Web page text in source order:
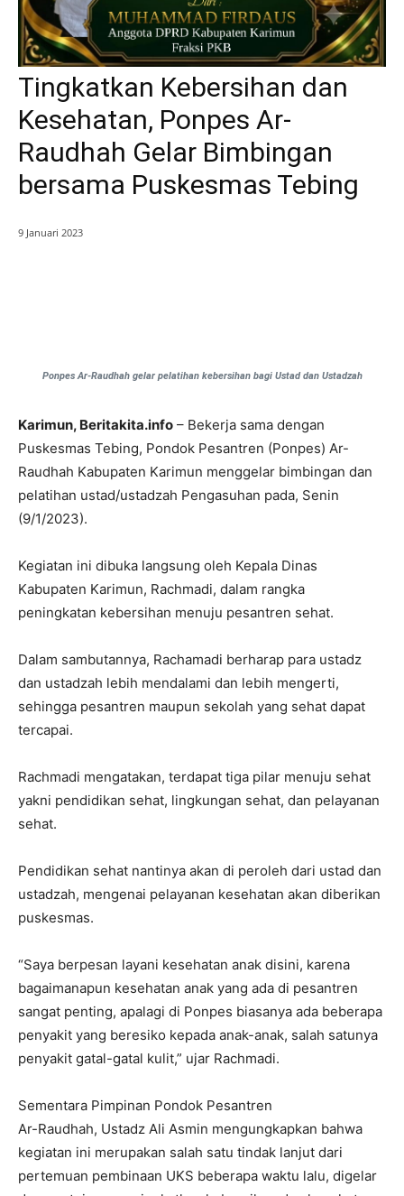
Tingkatkan Kebersihan dan
Kesehatan, Ponpes Ar-
Raudhah Gelar Bimbingan
bersama Puskesmas Tebing
9 Januari 2023
Ponpes Ar-Raudhah gelar pelatihan kebersihan bagi Ustad dan Ustadzah
Karimun, Beritakita.info – Bekerja sama dengan
Puskesmas Tebing, Pondok Pesantren (Ponpes) Ar-
Raudhah Kabupaten Karimun menggelar bimbingan dan
pelatihan ustad/ustadzah Pengasuhan pada, Senin
(9/1/2023).
Kegiatan ini dibuka langsung oleh Kepala Dinas
Kabupaten Karimun, Rachmadi, dalam rangka
peningkatan kebersihan menuju pesantren sehat.
Dalam sambutannya, Rachamadi berharap para ustadz
dan ustadzah lebih mendalami dan lebih mengerti,
sehingga pesantren maupun sekolah yang sehat dapat
tercapai.
Rachmadi mengatakan, terdapat tiga pilar menuju sehat
yakni pendidikan sehat, lingkungan sehat, dan pelayanan
sehat.
Pendidikan sehat nantinya akan di peroleh dari ustad dan
ustadzah, mengenai pelayanan kesehatan akan diberikan
puskesmas.
“Saya berpesan layani kesehatan anak disini, karena
bagaimanapun kesehatan anak yang ada di pesantren
sangat penting, apalagi di Ponpes biasanya ada beberapa
penyakit yang beresiko kepada anak-anak, salah satunya
penyakit gatal-gatal kulit,” ujar Rachmadi.
Sementara Pimpinan Pondok Pesantren
Ar-Raudhah, Ustadz Ali Asmin mengungkapkan bahwa
kegiatan ini merupakan salah satu tindak lanjut dari
pertemuan pembinaan UKS beberapa waktu lalu, digelar